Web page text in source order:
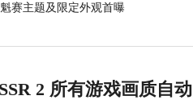
赛主题及限定外观首曝
2 所有游戏画质自动